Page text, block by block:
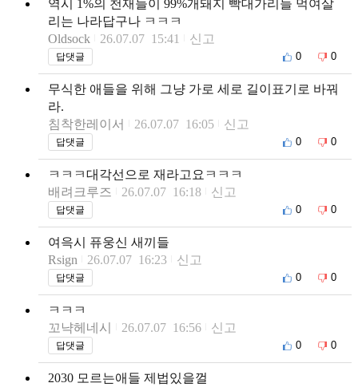
역시 1%의 천재들이 99%개돼지 빡대가리들 먹여살
리는 나라답구나 ㅋㅋㅋ
Oldsock
26.07.07 15:41 신고
답댓글 0 0
무식한 애들을 위해 그냥 가로 세로 길이표기로 바꿔
라.
침착한레이서
26.07.07 16:05 신고
답댓글 0 0
ㅋㅋㅋ대각선으로 재라고요ㅋㅋㅋ
배려크루즈
26.07.07 16:18 신고
답댓글 0 0
여윽시 퓨웅신 새끼들
Rsign
26.07.07 16:23 신고
답댓글 0 0
ㅋㅋㅋ
꼬냑헤네시
26.07.07 16:56 신고
답댓글 0 0
2030 모르는애들 제법있을껄